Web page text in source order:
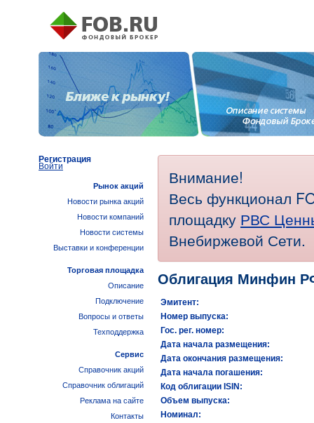
Внимание!
Весь функционал
площадку РВС
Внебиржевой Сети.
Облигация Минфин
Эмитент:
Номер выпуска:
Гос. рег. номер:
Дата начала размещения:
Дата окончания размещения:
Дата начала погашения:
Код облигации ISIN:
Объем выпуска:
Номинал:
Регистрация
Войти
Рынок акций
Новости рынка акций
Новости компаний
Новости системы
Выставки и конференции
Торговая площадка
Описание
Подключение
Вопросы и ответы
Техподдержка
Сервис
Справочник акций
Справочник облигаций
Реклама на сайте
Контакты